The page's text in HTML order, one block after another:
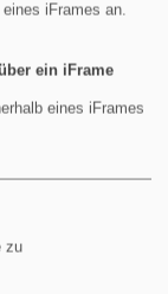
iFrames an.
ein iFrame
eines iFrames
zu